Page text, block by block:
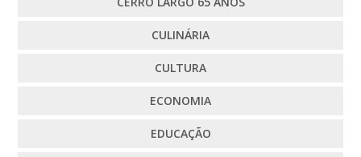
CULINÁRIA
CULTURA
ECONOMIA
EDUCAÇÃO